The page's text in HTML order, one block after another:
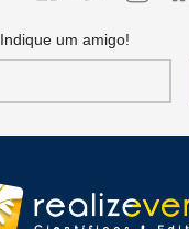
Indique um amigo!